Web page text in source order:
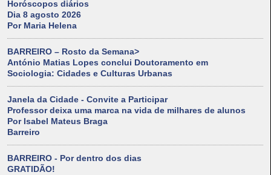
Horóscopos diários
Dia 8 agosto 2026
Por Maria Helena
BARREIRO – Rosto da Semana>
António Matias Lopes conclui Doutoramento em
Sociologia: Cidades e Culturas Urbanas
Janela da Cidade - Convite a Participar
Professor deixa uma marca na vida de milhares de alunos
Por Isabel Mateus Braga
Barreiro
BARREIRO - Por dentro dos dias
GRATIDÃO!